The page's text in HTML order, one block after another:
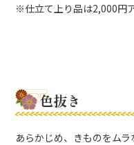
※仕立て上り品は2,000円
色抜き
あらかじめ、きものをム